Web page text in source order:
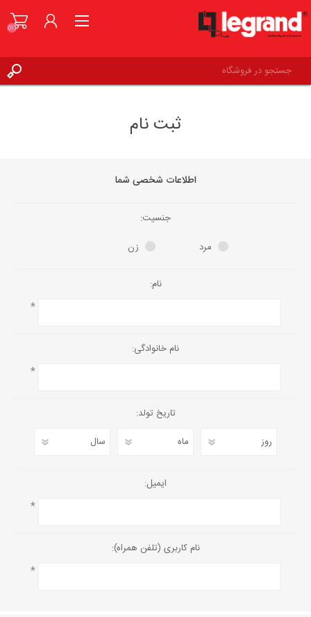
(0)
ثبت نام
اطلاعات شخصی شما
جنسیت:
مرد
زن
نام:
*
نام خانوادگی:
*
تاریخ تولد:
ایمیل:
*
نام کاربری (تلفن همراه):
*